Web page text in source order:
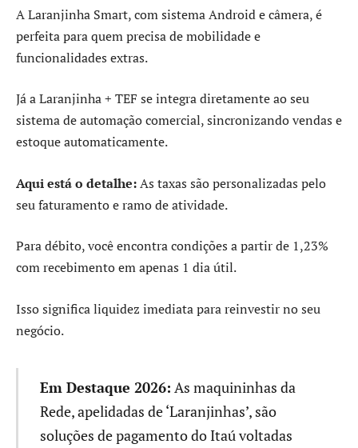
A Laranjinha Smart, com sistema Android e câmera, é
perfeita para quem precisa de mobilidade e
funcionalidades extras.
Já a Laranjinha + TEF se integra diretamente ao seu
sistema de automação comercial, sincronizando vendas e
estoque automaticamente.
Aqui está o detalhe:As taxas são personalizadas pelo
seu faturamento e ramo de atividade.
Para débito, você encontra condições a partir de 1,23%
com recebimento em apenas 1 dia útil.
Isso significa liquidez imediata para reinvestir no seu
negócio.
Em Destaque 2026: As maquininhas da
Rede, apelidadas de ‘Laranjinhas’, são
soluções de pagamento do Itaú voltadas